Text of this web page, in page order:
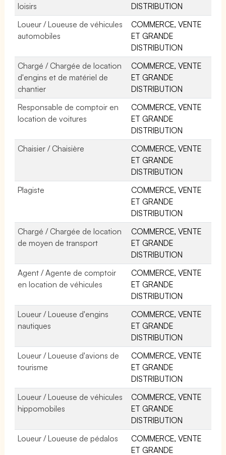
loisirs
DISTRIBUTION
Loueur / Loueuse de véhicules
automobiles
COMMERCE, VENTE
ET GRANDE
DISTRIBUTION
Chargé / Chargée de location
d'engins et de matériel de
chantier
COMMERCE, VENTE
ET GRANDE
DISTRIBUTION
Responsable de comptoir en
location de voitures
COMMERCE, VENTE
ET GRANDE
DISTRIBUTION
Chaisier / Chaisière
COMMERCE, VENTE
ET GRANDE
DISTRIBUTION
Plagiste
COMMERCE, VENTE
ET GRANDE
DISTRIBUTION
Chargé / Chargée de location
de moyen de transport
COMMERCE, VENTE
ET GRANDE
DISTRIBUTION
Agent / Agente de comptoir
en location de véhicules
COMMERCE, VENTE
ET GRANDE
DISTRIBUTION
Loueur / Loueuse d'engins
nautiques
COMMERCE, VENTE
ET GRANDE
DISTRIBUTION
Loueur / Loueuse d'avions de
tourisme
COMMERCE, VENTE
ET GRANDE
DISTRIBUTION
Loueur / Loueuse de véhicules
hippomobiles
COMMERCE, VENTE
ET GRANDE
DISTRIBUTION
Loueur / Loueuse de pédalos
COMMERCE, VENTE
ET GRANDE